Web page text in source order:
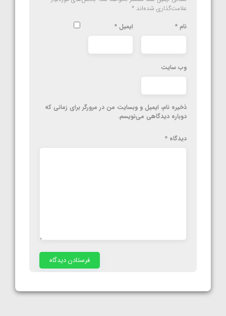
علامت‌گذاری شده‌اند *
نام * ایمیل *
وب‌ سایت
ذخیره نام، ایمیل و وبسایت من در مرورگر برای زمانی که
دوباره دیدگاهی می‌نویسم.
دیدگاه *